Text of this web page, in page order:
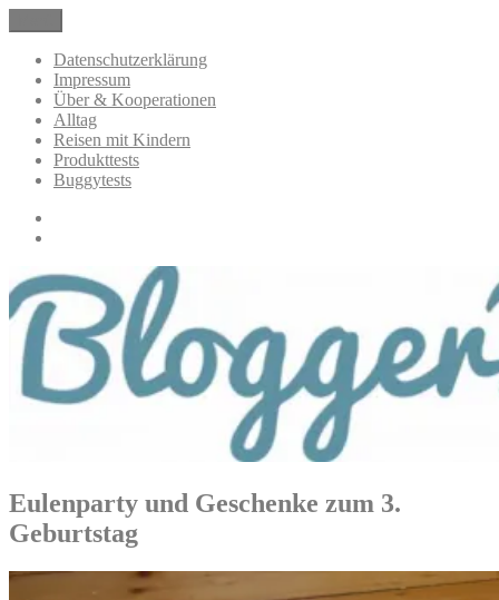
Inhalt
springen
BloggerMumOf3Boys Mamablog
Mamablog über das Leben mit drei Kindern mit Produkttests und
Alltagsthemen
Datenschutzerklärung
Impressum
Über & Kooperationen
Alltag
Reisen mit Kindern
Produkttests
Buggytests
Eulenparty und Geschenke zum 3.
Geburtstag